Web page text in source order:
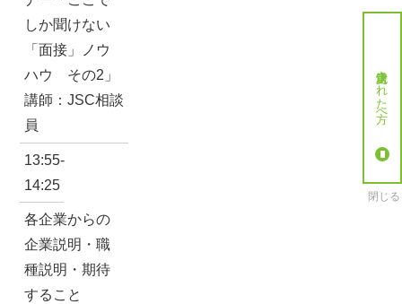
しか聞けない
「面接」ノウ
ハウ その2」
講師：JSC相談
員
13:55-
14:25
各企業からの
企業説明・職
種説明・期待
すること
就労決定された方へ
閉じる